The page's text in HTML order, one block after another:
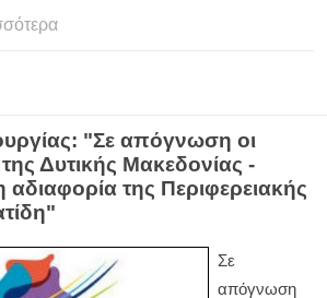
"Σε απόγνωση οι
Δυτικής Μακεδονίας -
αδιαφορία της Περιφερειακής
Σε
απόγνωση